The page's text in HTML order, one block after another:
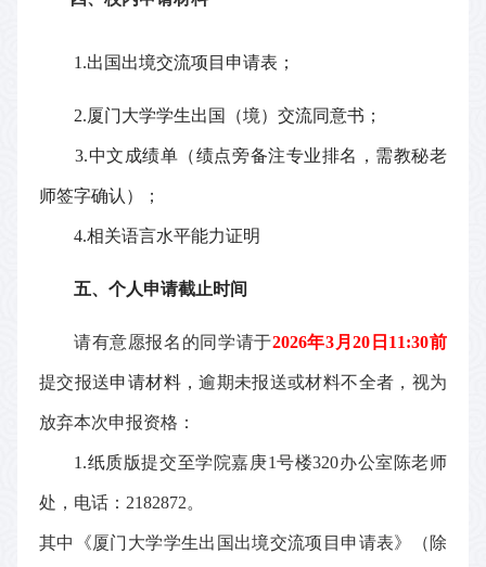
1.出国出境交流项目申请表；
2.厦门大学学生出国（境）交流同意书；
3.中文 成绩单 （绩点旁备注专业排名，需教秘老
师签字确认 ） ；
4.相关语言水平能力证明
五、 个人申请截止时间
请有意愿报名的同学请于2026年3月20 日 11:30前
提交报送申请材料，逾期未报送或材料不全者，视为
放弃本次申报资格：
1.纸质版提交至学院嘉庚1号楼320办公室 陈老师
处，电话： 2182872。
其中 《厦门大学学生出国出境交流项目申请表》 （ 除